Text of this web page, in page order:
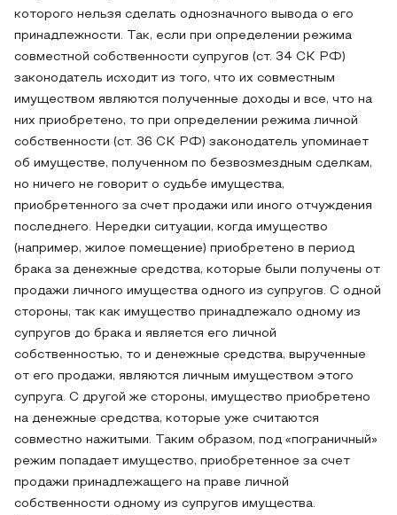
которого нельзя сделать однозначного вывода о его
принадлежности. Так, если при определении режима
совместной собственности супругов (ст. 34 СК РФ)
законодатель исходит из того, что их совместным
имуществом являются полученные доходы и все, что на
них приобретено, то при определении режима личной
собственности (ст. 36 СК РФ) законодатель упоминает
об имуществе, полученном по безвозмездным сделкам,
но ничего не говорит о судьбе имущества,
приобретенного за счет продажи или иного отчуждения
последнего. Нередки ситуации, когда имущество
(например, жилое помещение) приобретено в период
брака за денежные средства, которые были получены от
продажи личного имущества одного из супругов. С одной
стороны, так как имущество принадлежало одному из
супругов до брака и является его личной
собственностью, то и денежные средства, вырученные
от его продажи, являются личным имуществом этого
супруга. С другой же стороны, имущество приобретено
на денежные средства, которые уже считаются
совместно нажитыми. Таким образом, под «пограничный»
режим попадает имущество, приобретенное за счет
продажи принадлежащего на праве личной
собственности одному из супругов имущества.